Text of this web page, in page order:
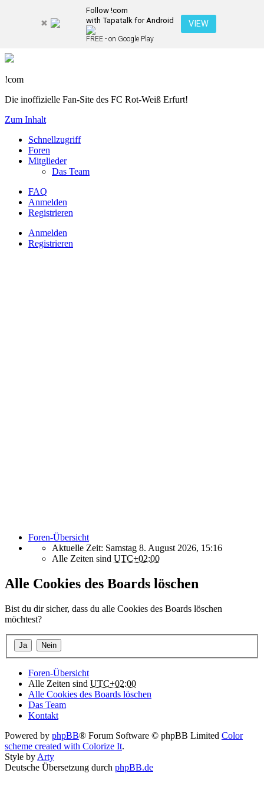
Follow !com
with Tapatalk for Android
FREE - on Google Play
VIEW
!com
Die inoffizielle Fan-Site des FC Rot-Weiß Erfurt!
Zum Inhalt
Schnellzugriff
Foren
Mitglieder
Das Team
FAQ
Anmelden
Registrieren
Anmelden
Registrieren
Foren-Übersicht
Aktuelle Zeit: Samstag 8. August 2026, 15:16
Alle Zeiten sind UTC+02:00
Alle Cookies des Boards löschen
Bist du dir sicher, dass du alle Cookies des Boards löschen
möchtest?
Foren-Übersicht
Alle Zeiten sind UTC+02:00
Alle Cookies des Boards löschen
Das Team
Kontakt
Powered by phpBB® Forum Software © phpBB Limited Color
scheme created with Colorize It.
Style by Arty
Deutsche Übersetzung durch phpBB.de